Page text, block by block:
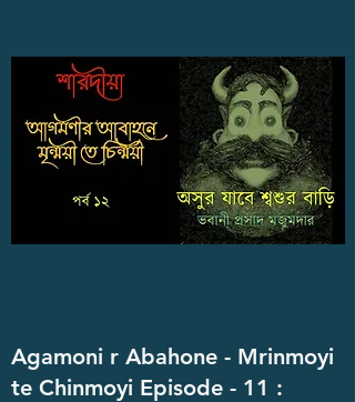
Agamoni r Abahone - Mrinmoyi
te Chinmoyi Episode - 11 :